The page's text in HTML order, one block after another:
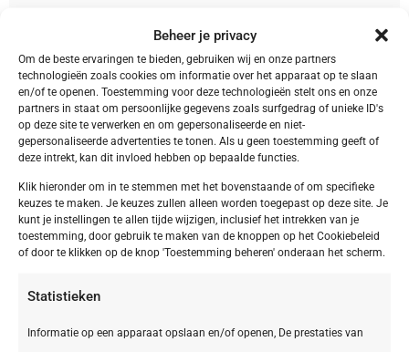
Beheer je privacy
Om de beste ervaringen te bieden, gebruiken wij en onze partners
technologieën zoals cookies om informatie over het apparaat op te slaan
en/of te openen. Toestemming voor deze technologieën stelt ons en onze
partners in staat om persoonlijke gegevens zoals surfgedrag of unieke ID's
op deze site te verwerken en om gepersonaliseerde en niet-
gepersonaliseerde advertenties te tonen. Als u geen toestemming geeft of
deze intrekt, kan dit invloed hebben op bepaalde functies.
Klik hieronder om in te stemmen met het bovenstaande of om specifieke
keuzes te maken. Je keuzes zullen alleen worden toegepast op deze site. Je
kunt je instellingen te allen tijde wijzigen, inclusief het intrekken van je
toestemming, door gebruik te maken van de knoppen op het Cookiebeleid
of door te klikken op de knop 'Toestemming beheren' onderaan het scherm.
Statistieken
Informatie op een apparaat opslaan en/of openen, De prestaties van